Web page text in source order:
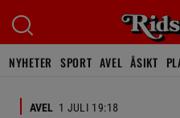
NYHETER SPORT AVEL ÅSIKT
AVEL 1 JULI 19:18